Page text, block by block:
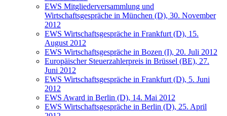
EWS Mitgliederversammlung und
Wirtschaftsgespräche in München (D), 30. November
2012
EWS Wirtschaftsgespräche in Frankfurt (D), 15.
August 2012
EWS Wirtschaftsgespräche in Bozen (I), 20. Juli 2012
Europäischer Steuerzahlerpreis in Brüssel (BE), 27.
Juni 2012
EWS Wirtschaftsgespräche in Frankfurt (D), 5. Juni
2012
EWS Award in Berlin (D), 14. Mai 2012
EWS Wirtschaftsgespräche in Berlin (D), 25. April